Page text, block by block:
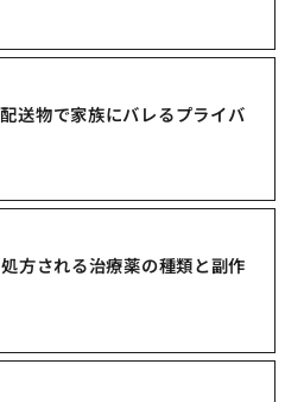
送物で家族にバレるプライバ
方される治療薬の種類と副作